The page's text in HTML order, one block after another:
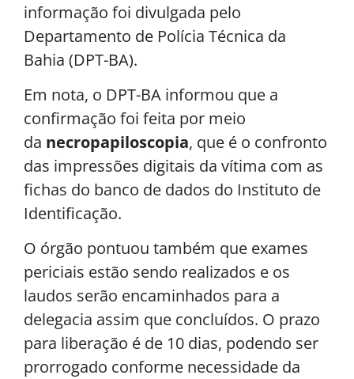
informação foi divulgada pelo
Departamento de Polícia Técnica da
Bahia (DPT-BA).
Em nota, o DPT-BA informou que a
confirmação foi feita por meio
da necropapiloscopia, que é o confronto
das impressões digitais da vítima com as
fichas do banco de dados do Instituto de
Identificação.
O órgão pontuou também que exames
periciais estão sendo realizados e os
laudos serão encaminhados para a
delegacia assim que concluídos. O prazo
para liberação é de 10 dias, podendo ser
prorrogado conforme necessidade da